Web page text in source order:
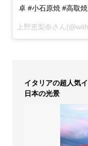
卓 #小石原焼 #高取
上野恵梨奈さん
イタリアの超人気
日本の光景